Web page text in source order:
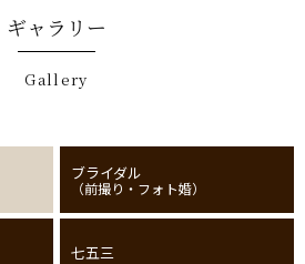
ギャラリー
gallery
ブライダル
（前撮り・フォト婚）
七五三